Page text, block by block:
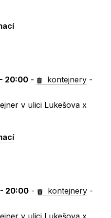
20:00 - kontejnery -
v ulici Lukešova x
20:00 - kontejnery -
v ulici Lukešova x